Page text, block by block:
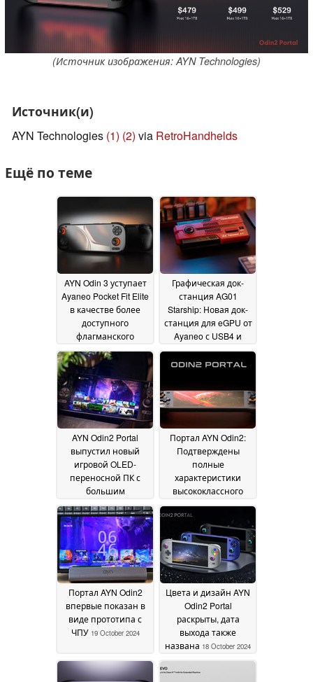
(Источник изображения: AYN Technologies)
Источник(и)
AYN Technologies (1) (2) via RetroHandhelds
Ещё по теме
AYN Odin 3 уступает
Ayaneo Pocket Fit Elite
в качестве более
доступного
флагманского
игрового
портативного
устройства06 September
2025
Графическая док-
станция AG01
Starship: Новая док-
станция для eGPU от
Ayaneo с USB4 и
OCuLink выпущена
по более низкой,
24 October 2024
AYN Odin2 Portal
выпустил новый
игровой OLED-
переносной ПК с
большим
аккумулятором и
дисплеем 120 Гц по
цене $29923 October
2024
Портал AYN Odin2:
Подтверждены
полные
характеристики
высококлассного
игрового
портативного
компьютера Android
незадолго до выхода
21 October 2024
Портал AYN Odin2
впервые показан в
виде прототипа с
ЧПУ 19 October 2024
Цвета и дизайн AYN
Odin2 Portal
раскрыты, дата
выхода также
названа 18 October 2024